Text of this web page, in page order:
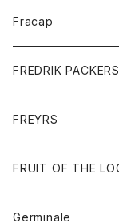
Tシャツ
ニット
Fracap
グッズ
靴
FREDRIK PACKERS
アクセサリー
バッグ
FREYRS
サングラス
FRUIT OF THE
アウター
Germinale